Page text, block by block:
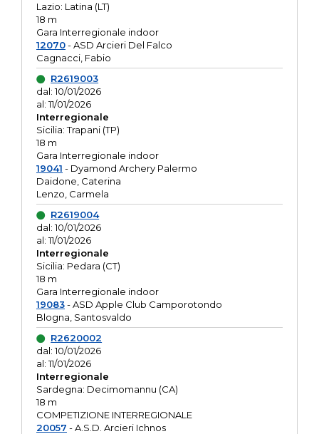
Lazio: Latina (LT)
18 m
Gara Interregionale indoor
12070- ASD Arcieri Del Falco
Cagnacci, Fabio
R2619003
dal: 10/01/2026
al: 11/01/2026
Interregionale
Sicilia: Trapani (TP)
18 m
Gara Interregionale indoor
19041 - Dyamond Archery Palermo
Daidone, Caterina
Lenzo, Carmela
R2619004
dal: 10/01/2026
al: 11/01/2026
Interregionale
Sicilia: Pedara (CT)
18 m
Gara Interregionale indoor
19083- ASD Apple Club Camporotondo
Blogna, Santosvaldo
R2620002
dal: 10/01/2026
al: 11/01/2026
Interregionale
Sardegna: Decimomannu (CA)
18 m
COMPETIZIONE INTERREGIONALE
20057 - A.S.D. Arcieri Ichnos